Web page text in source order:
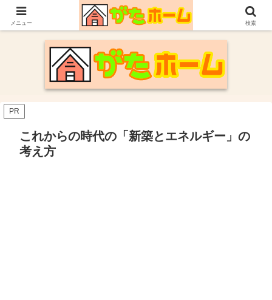
30代施主が自身の新潟での家づくり体験や参考にした情報についてまとめてい
ます。
PR
これからの時代の「新築とエネルギー」の
考え方
メニュー 検索